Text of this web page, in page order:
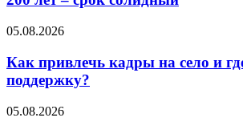
05.08.2026
Как привлечь кадры на село и
поддержку?
05.08.2026